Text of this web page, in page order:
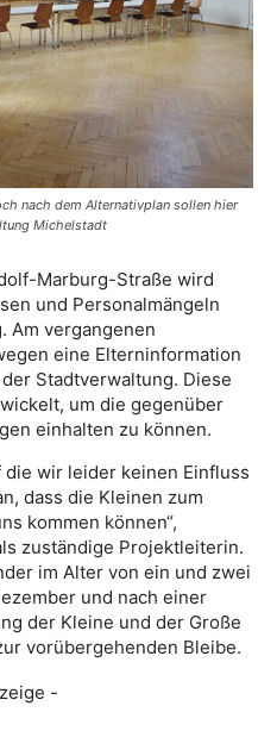
nach dem Alternativplan sollen hier
Michelstadt
Marburg-Straße wird
und Personalmängeln
Am vergangenen
eine Elterninformation
Stadtverwaltung. Diese
um die gegenüber
einhalten zu können.
die wir leider keinen Einfluss
dass die Kleinen zum
kommen können“,
zuständige Projektleiterin.
im Alter von ein und zwei
und nach einer
der Kleine und der Große
vorübergehenden Bleibe.
-